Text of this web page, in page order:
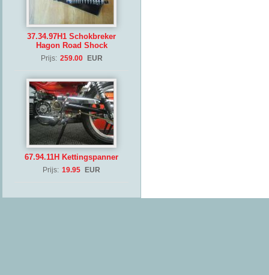
37.34.97H1 Schokbreker
Hagon Road Shock
Prijs: 259.00 EUR
67.94.11H Kettingspanner
Prijs: 19.95 EUR